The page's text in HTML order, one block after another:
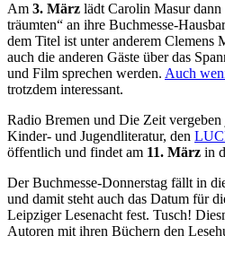
Am 3. März lädt Carolin Masur
träumten“ an ihre Buchmesse-
dem Titel ist unter anderem Clemens
auch die anderen Gäste über das
und Film sprechen werden. Auch
trotzdem interessant.
Radio Bremen und Die Zeit
Kinder- und Jugendliteratur, den
öffentlich und findet am 11. März in
Der Buchmesse-Donnerstag fällt in
und damit steht auch das Datum für
Leipziger Lesenacht fest. Tusch!
Autoren mit ihren Büchern den